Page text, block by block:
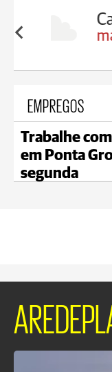
19°C
EMPREGOS
Trabalhe
em Ponta
segunda